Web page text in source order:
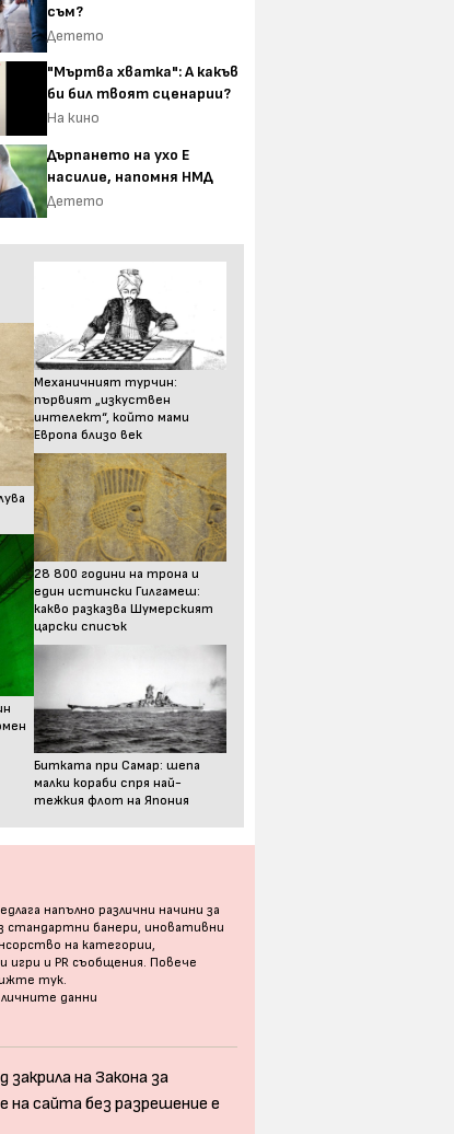
съм?
Детето
"Мъртва хватка": А какъв
би бил твоят сценарии?
На кино
Дърпането на ухо Е
насилие, напомня НМД
Детето
Механичният турчин:
първият „изкуствен
интелект“, който мами
Европа близо век
28 800 години на трона и
един истински Гилгамеш:
какво разказва Шумерският
царски списък
Битката при Самар: шепа
малки кораби спря най-
тежкия флот на Япония
напълно различни начини за
стандартни банери, иновативни
на категории,
игри и PR съобщения. Повече
тук.
данни
на Закона за
на сайта без разрешение е